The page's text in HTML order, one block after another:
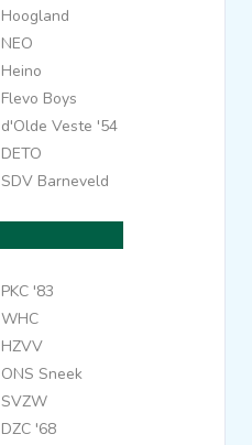
Hoogland
NEO
Heino
Flevo Boys
d'Olde Veste '54
DETO
SDV Barneveld
PKC '83
WHC
HZVV
ONS Sneek
SVZW
DZC '68